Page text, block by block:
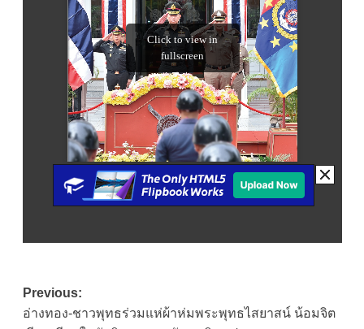
Post
navigation
Previous:
อ่างทอง-ชาวพุทธร่วมแห่ผ้าห่มพระพุทธไสยาสน์ น้อมจิต